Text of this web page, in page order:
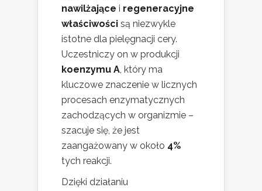
nawilżające i regeneracyjne
właściwości są niezwykle
istotne dla pielęgnacji cery.
Uczestniczy on w produkcji
koenzymu A, który ma
kluczowe znaczenie w licznych
procesach enzymatycznych
zachodzących w organizmie –
szacuje się, że jest
zaangażowany w około 4%
tych reakcji.
Dzięki działaniu